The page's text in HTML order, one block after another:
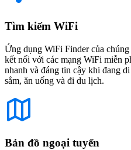
Tìm kiếm WiFi
Ứng dụng WiFi Finder của
kết nối với các mạng WiFi miễn
nhanh và đáng tin cậy khi đang
sắm, ăn uống và đi du lịch.
Bản đồ ngoại tuyến